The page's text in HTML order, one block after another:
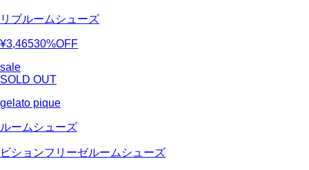
リブルームシューズ
¥3,46530%OFF
sale
SOLD OUT
gelato pique
ルームシューズ
ビションフリーゼルームシューズ